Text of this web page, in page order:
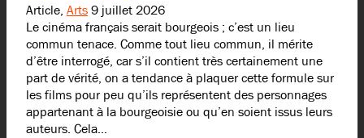
Article, Arts9 juillet 2026
Le cinéma français serait bourgeois ; c’est un lieu
commun tenace. Comme tout lieu commun, il mérite
d’être interrogé, car s’il contient très certainement une
part de vérité, on a tendance à plaquer cette formule sur
les films pour peu qu’ils représentent des personnages
appartenant à la bourgeoisie ou qu’en soient issus leurs
auteurs. Cela…